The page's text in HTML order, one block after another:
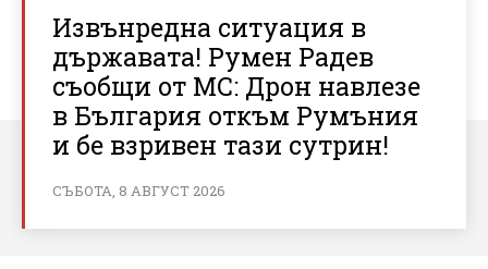
Извънредна ситуация в
държавата! Румен Радев
съобщи от МС: Дрон навлезе
в България откъм Румъния
и бе взривен тази сутрин!
СЪБОТА, 8 АВГУСТ 2026